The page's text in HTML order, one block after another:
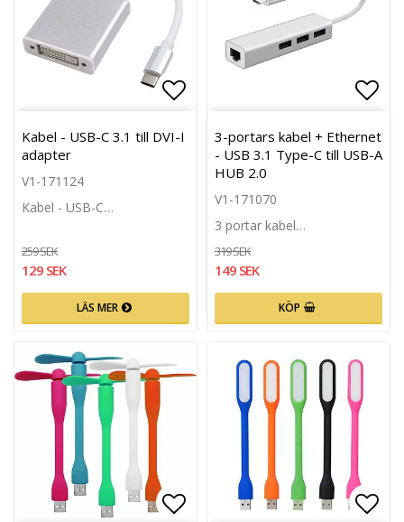
Lägg till i favoritlistan
Kabel - USB-C 3.1 till DVI-I
adapter
V1-171124
Kabel - USB-C…
259 SEK
129 SEK
LÄS MER
3-portars kabel + Ethernet
- USB 3.1 Type-C till USB-A
HUB 2.0
V1-171070
3 portar kabel…
319 SEK
149 SEK
KÖP